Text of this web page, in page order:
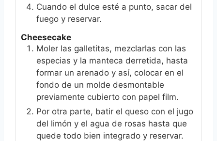
Cuando el dulce esté a punto, sacar del
fuego y reservar.
Cheesecake
Moler las galletitas, mezclarlas con las
especias y la manteca derretida, hasta
formar un arenado y así, colocar en el
fondo de un molde desmontable
previamente cubierto con papel film.
Por otra parte, batir el queso con el jugo
del limón y el agua de rosas hasta que
quede todo bien integrado y reservar.